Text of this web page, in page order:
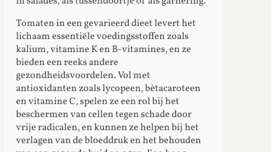
Tomaten in een gevarieerd dieet levert het
lichaam essentiële voedingsstoffen zoals
kalium, vitamine K en B-vitamines, en ze
bieden een reeks andere
gezondheidsvoordelen. Vol met
antioxidanten zoals lycopeen, bètacaroteen
en vitamine C, spelen ze een rol bij het
beschermen van cellen tegen schade door
vrije radicalen, en kunnen ze helpen bij het
verlagen van de bloeddruk en het behouden